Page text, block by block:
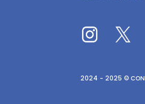
2024 - 2025 ©